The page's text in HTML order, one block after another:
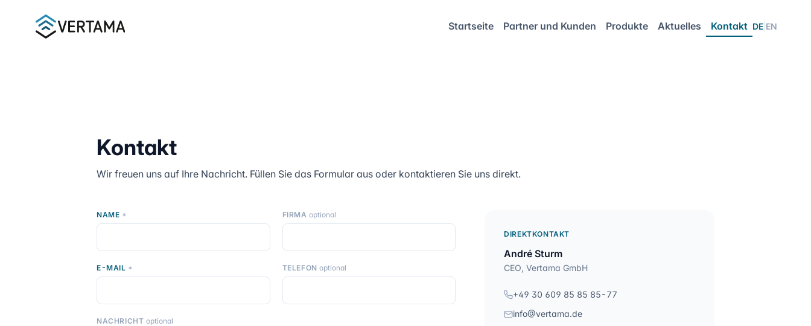
Startseite
Partner und Kunden Produkte Aktuelles Kontakt DE EN
Kontakt
Wir freuen uns auf Ihre Nachricht. Füllen Sie das Formular aus oder kontaktieren Sie uns direkt.
NAME * FIRMAoptional
E-MAIL * TELEFONoptional
NACHRICHT optional
DIREKTKONTAKT
André Sturm
CEO, Vertama GmbH
+49 30 609 85 85 85-77
info@vertama.de